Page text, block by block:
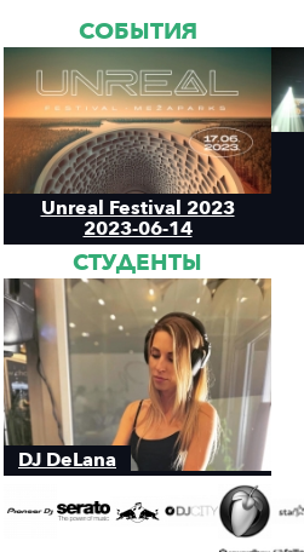
СОБЫТИЯ
Unreal Festival 2023
2023-06-14
СТУДЕНТЫ
DJ DeLana